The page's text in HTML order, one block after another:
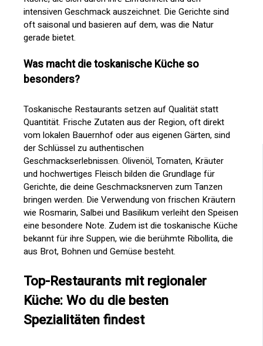
intensiven Geschmack auszeichnet. Die Gerichte sind
oft saisonal und basieren auf dem, was die Natur
gerade bietet.
Was macht die toskanische Küche so
besonders?
Toskanische Restaurants setzen auf Qualität statt
Quantität. Frische Zutaten aus der Region, oft direkt
vom lokalen Bauernhof oder aus eigenen Gärten, sind
der Schlüssel zu authentischen
Geschmackserlebnissen. Olivenöl, Tomaten, Kräuter
und hochwertiges Fleisch bilden die Grundlage für
Gerichte, die deine Geschmacksnerven zum Tanzen
bringen werden. Die Verwendung von frischen Kräutern
wie Rosmarin, Salbei und Basilikum verleiht den Speisen
eine besondere Note. Zudem ist die toskanische Küche
bekannt für ihre Suppen, wie die berühmte Ribollita, die
aus Brot, Bohnen und Gemüse besteht.
Top-Restaurants mit regionaler
Küche: Wo du die besten
Spezialitäten findest